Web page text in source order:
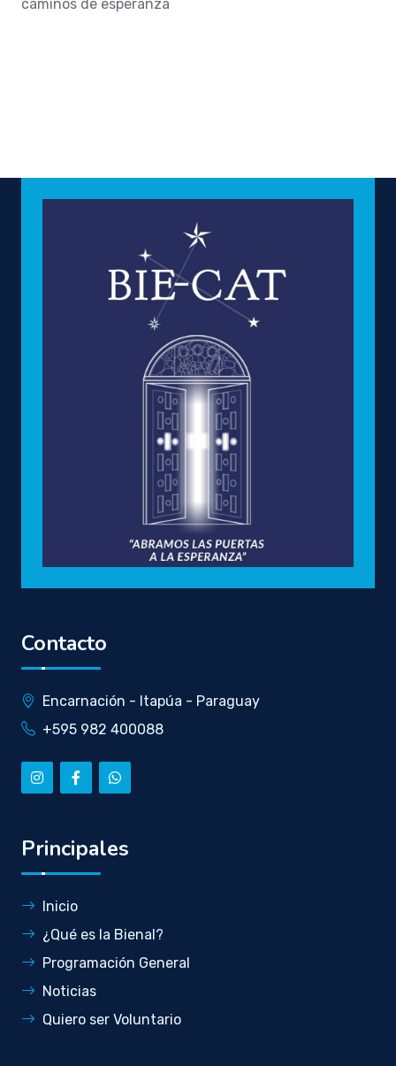
caminos de esperanza
Contacto
Encarnación - Itapúa - Paraguay
+595 982 400088
Principales
Inicio
¿Qué es la Bienal?
Programación General
Noticias
Quiero ser Voluntario